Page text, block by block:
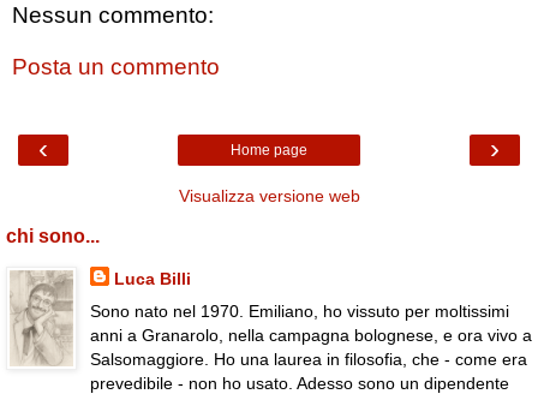
Nessun commento:
Posta un commento
‹ ›
Home page
Visualizza versione web
chi sono...
Luca Billi
Sono nato nel 1970. Emiliano, ho vissuto per moltissimi
anni a Granarolo, nella campagna bolognese, e ora vivo a
Salsomaggiore. Ho una laurea in filosofia, che - come era
prevedibile - non ho usato. Adesso sono un dipendente